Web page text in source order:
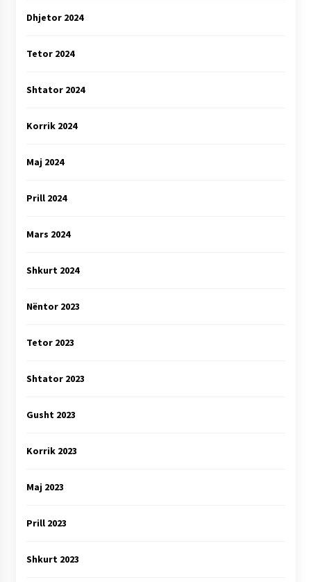
Dhjetor 2024
Tetor 2024
Shtator 2024
Korrik 2024
Maj 2024
Prill 2024
Mars 2024
Shkurt 2024
Nëntor 2023
Tetor 2023
Shtator 2023
Gusht 2023
Korrik 2023
Maj 2023
Prill 2023
Shkurt 2023